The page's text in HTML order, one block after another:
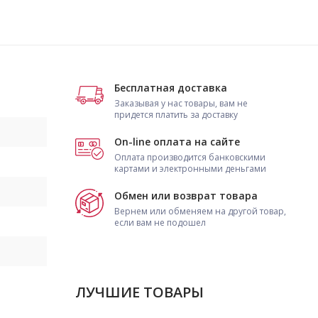
Бесплатная доставка
Заказывая у нас товары, вам не
придется платить за доставку
On-line оплата на сайте
Оплата производится банковскими
картами и электронными деньгами
Обмен или возврат товара
Вернем или обменяем на другой товар,
если вам не подошел
ЛУЧШИЕ ТОВАРЫ